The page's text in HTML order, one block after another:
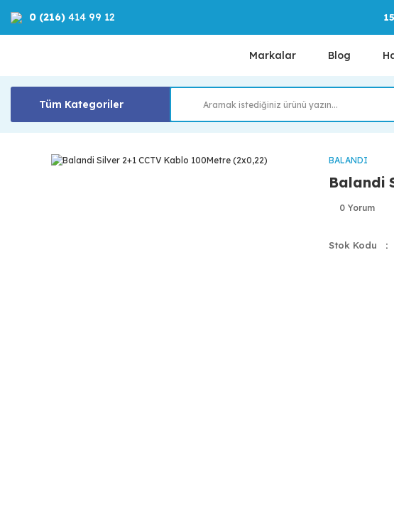
0 (216) 414 99 12
Markalar Blog
Tüm Kategoriler
BALANDI
Balandi
0 Yorum
Stok Kodu